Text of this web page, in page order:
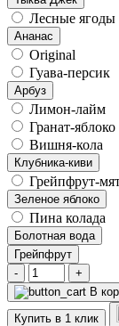
Лесные ягоды
Ананас
Original
Гуава-персик
Арбуз
Лимон-лайм
Гранат-яблоко
Вишня-кола
Клубника-киви
Грейпфрут-
Зеленое яблоко
Пина колада
Болотная вода
Грейпфрут
-
+
В
Купить в 1 клик